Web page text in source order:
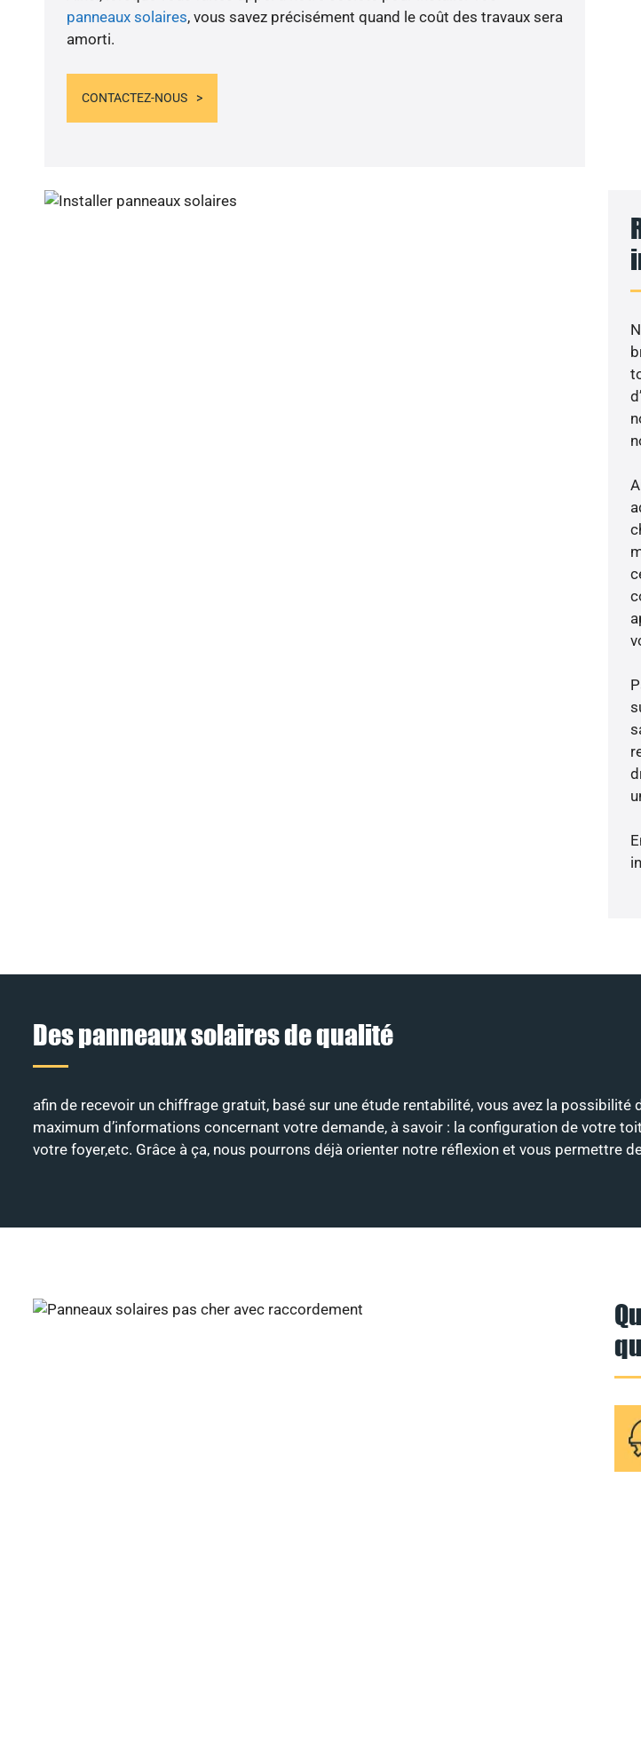
panneaux solaires, vous savez précisément quand le coût des travaux sera
amorti.
CONTACTEZ-NOUS
Des panneaux solaires de qualité
afin de recevoir un chiffrage gratuit, basé sur une étude rentabilité, vous avez la
maximum d’informations concernant votre demande, à savoir : la configuration de votre
votre foyer,etc. Grâce à ça, nous pourrons déjà orienter notre réflexion et vous permettre